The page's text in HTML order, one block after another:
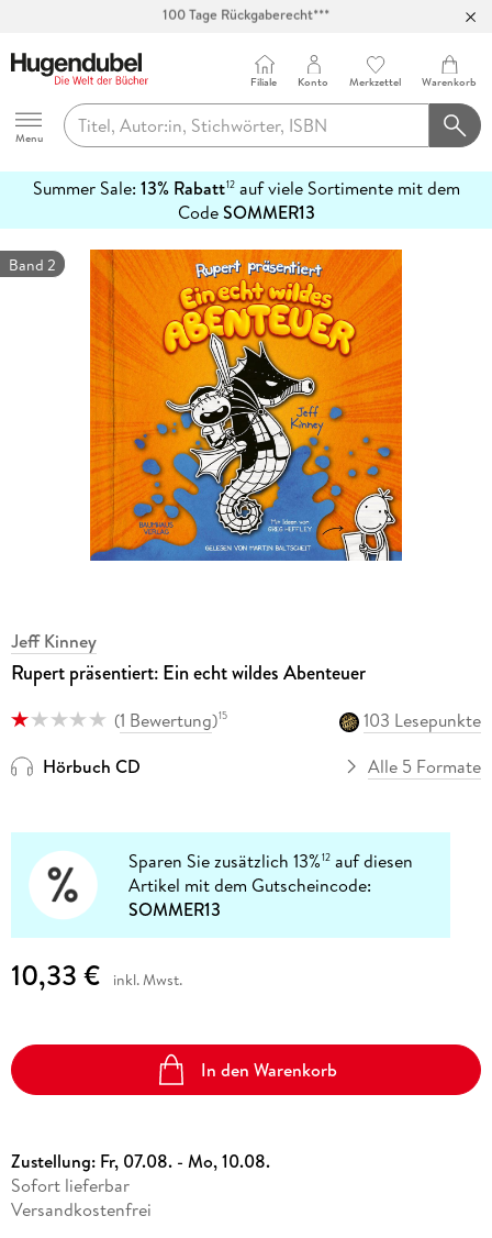
Abholung in über 100 Filialen
Hugendubel
Menu
Filiale Konto Merkzettel Warenkorb
Summer Sale: 13% Rabatt12auf viele Sortimente mit dem
CodeSOMMER13
erfahren
Band 2
Jeff Kinney
Rupert präsentiert: Ein echt wildes Abenteuer
(1 Bewertung)15
103 Lesepunkte
Hörbuch CD
Alle 5 Formate
Sparen Sie zusätzlich 13%12 auf diesen
Artikel mit dem Gutscheincode:
SOMMER13
10,33 € inkl. Mwst.
In den Warenkorb
Zustellung: Fr, 07.08. - Mo, 10.08.
Sofort lieferbar
Versandkostenfrei